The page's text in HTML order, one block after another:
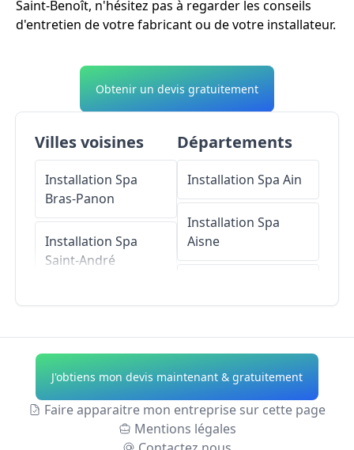
Saint-Benoît, n'hésitez pas à regarder les conseils
d'entretien de votre fabricant ou de votre installateur.
Obtenir un devis gratuitement
Villes voisines
Installation Spa
Bras-Panon
Installation Spa
Saint-André
Installation Spa
Palmistes
Installation Spa
Salazie
Installation Spa
Départements
Installation Spa Ain
Installation Spa
Aisne
Allier
Provence
Installation Spa
Hautes-Alpes
J'obtiens mon devis maintenant & gratuitement
Faire apparaitre mon entreprise sur cette page
Mentions légales